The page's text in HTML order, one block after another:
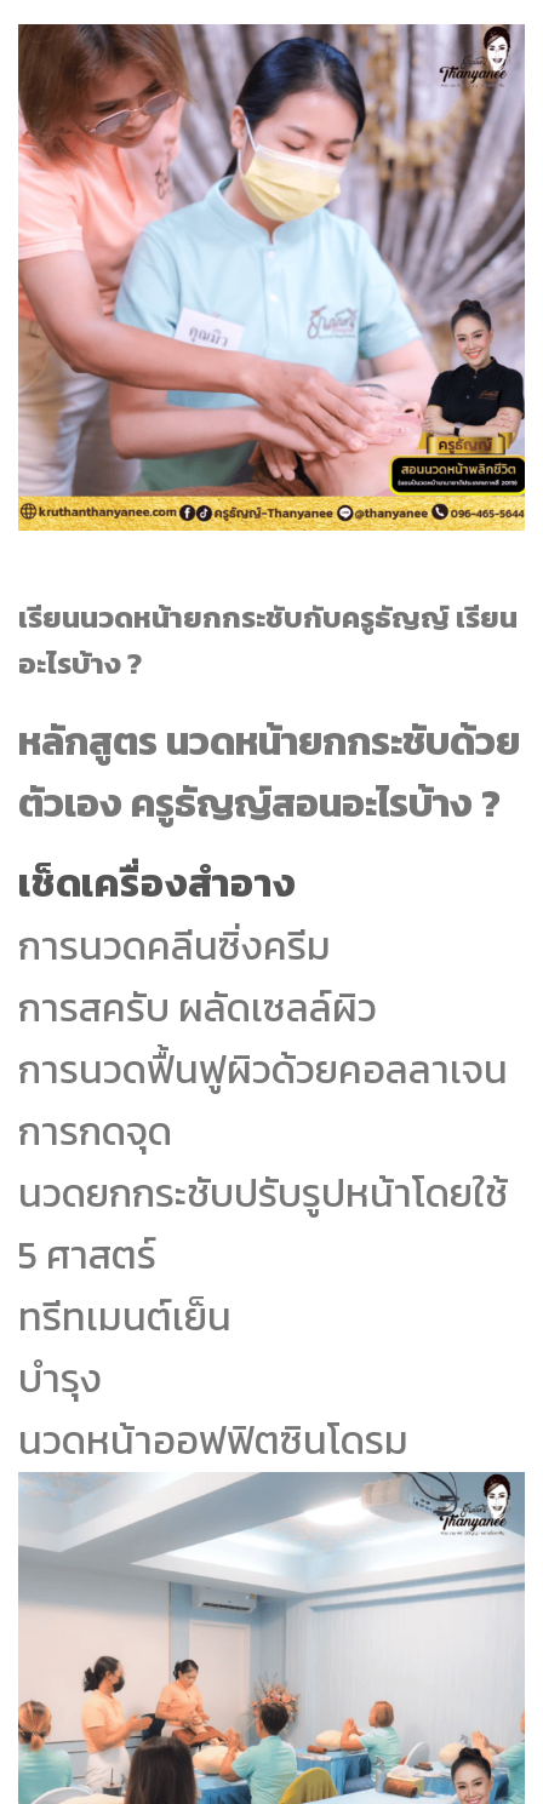
เรียนนวดหน้ายกกระชับกับครูธัญญ์ เรียน
อะไรบ้าง ?
หลักสูตร นวดหน้ายกกระชับด้วย
ตัวเอง ครูธัญญ์สอนอะไรบ้าง ?
เช็ดเครื่องสำอาง
การนวดคลีนซิ่งครีม
การสครับ ผลัดเซลล์ผิว
การนวดฟื้นฟูผิวด้วยคอลลาเจน
การกดจุด
นวดยกกระชับปรับรูปหน้าโดยใช้
5 ศาสตร์
ทรีทเมนต์เย็น
บำรุง
นวดหน้าออฟฟิตซินโดรม